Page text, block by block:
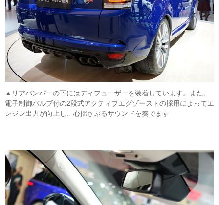
▲リアバンパーの下にはディフューザーを装着しています。また、
電子制御バルブ付の2段式アクティブエグゾーストの採用によってエ
ンジン出力が向上し、心揺さぶるサウンドを奏でます